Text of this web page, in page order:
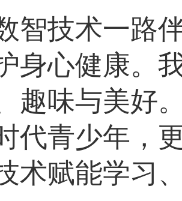
智技术一路
身心健康。
趣味与美好
代青少年，
术赋能学习